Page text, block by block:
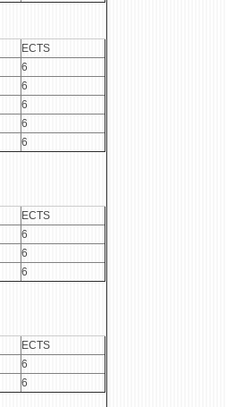
ECTS
6
6
6
6
6
ECTS
6
6
6
ECTS
6
6